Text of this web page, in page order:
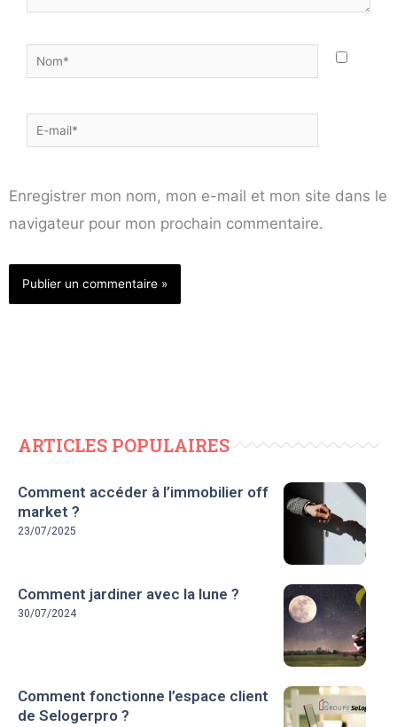
Nom*
E-
mail*
Enregistrer mon nom, mon e-mail et mon site dans le
navigateur pour mon prochain commentaire.
ARTICLES POPULAIRES
Comment accéder à l’immobilier off
market ?
23/07/2025
Comment jardiner avec la lune ?
30/07/2024
Comment fonctionne l’espace client
de Selogerpro ?